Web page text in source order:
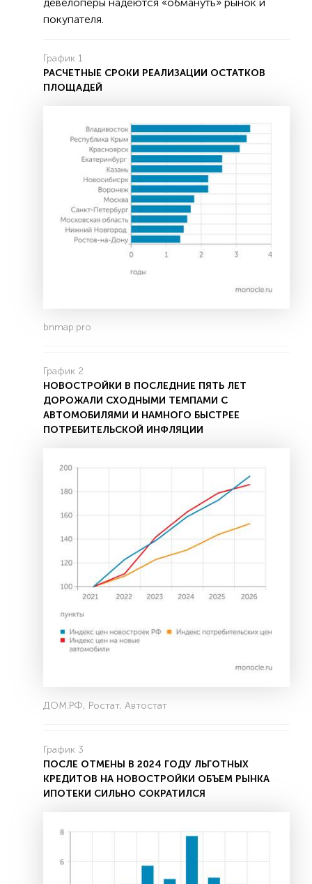
покупателя.
График 1
РАСЧЕТНЫЕ СРОКИ РЕАЛИЗАЦИИ ОСТАТКОВ
ПЛОЩАДЕЙ
bnmap.pro
График 2
НОВОСТРОЙКИ В ПОСЛЕДНИЕ ПЯТЬ ЛЕТ
ДОРОЖАЛИ СХОДНЫМИ ТЕМПАМИ С
АВТОМОБИЛЯМИ И НАМНОГО БЫСТРЕЕ
ПОТРЕБИТЕЛЬСКОЙ ИНФЛЯЦИИ
ДОМ.РФ, Ростат, Автостат
График 3
ПОСЛЕ ОТМЕНЫ В 2024 ГОДУ ЛЬГОТНЫХ
КРЕДИТОВ НА НОВОСТРОЙКИ ОБЪЕМ РЫНКА
ИПОТЕКИ СИЛЬНО СОКРАТИЛСЯ